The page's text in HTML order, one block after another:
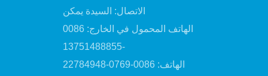
الاتصال: السيدة يمكن
الهاتف المحمول في الخارج: 0086
-13751488855
الهاتف: 0086-0769-22784948